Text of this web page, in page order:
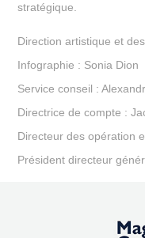
stratégique.
Direction artistique et
Infographie : Sonia Dion
Service conseil :
Directrice de compte :
Directeur des opération
Président directeur